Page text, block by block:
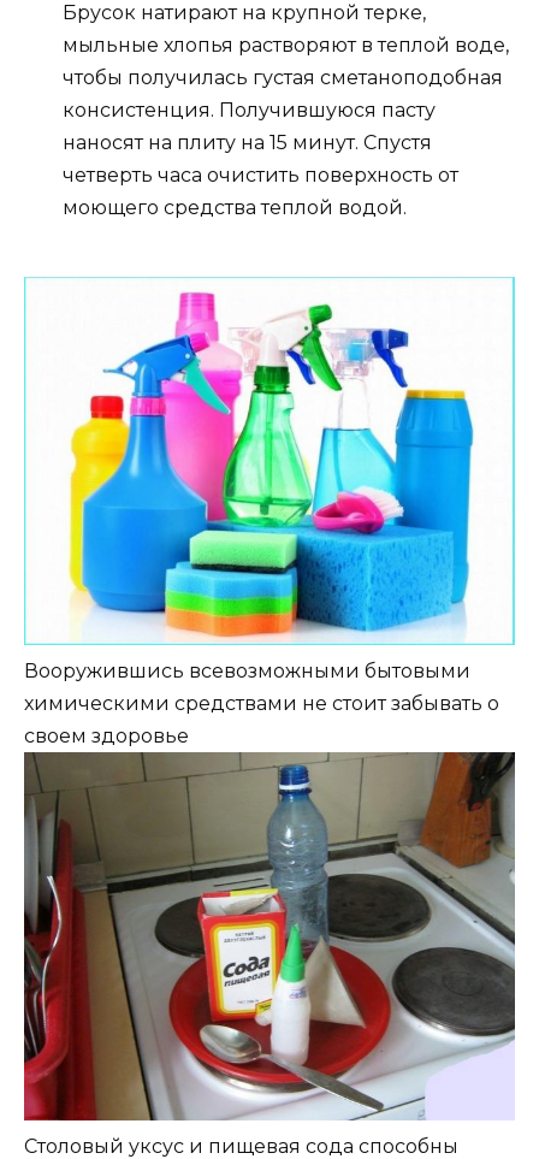
Брусок натирают на крупной терке,
мыльные хлопья растворяют в теплой воде,
чтобы получилась густая сметаноподобная
консистенция. Получившуюся пасту
наносят на плиту на 15 минут. Спустя
четверть часа очистить поверхность от
моющего средства теплой водой.
Вооружившись всевозможными бытовыми
химическими средствами не стоит забывать о
своем здоровье
Столовый уксус и пищевая сода способны